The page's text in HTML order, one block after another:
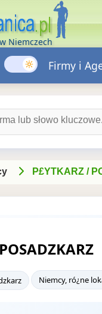
Niemczech
Firmy i
P£YTKARZ /
Niemcy, ró¿ne